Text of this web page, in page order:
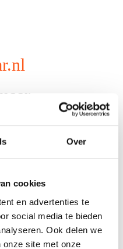
Over
cookies
en advertenties te
social media te bieden
Ook delen we
onze site met onze